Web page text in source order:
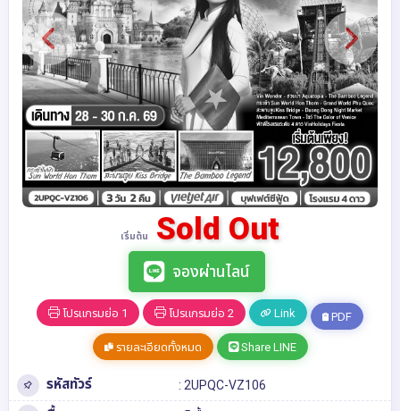
เริ่มต้น Sold Out
จองผ่านไลน์
โปรแกรมย่อ 1 โปรแกรมย่อ 2 Link PDF
รายละเอียดทั้งหมด Share LINE
รหัสทัวร์ : 2UPQC-VZ106